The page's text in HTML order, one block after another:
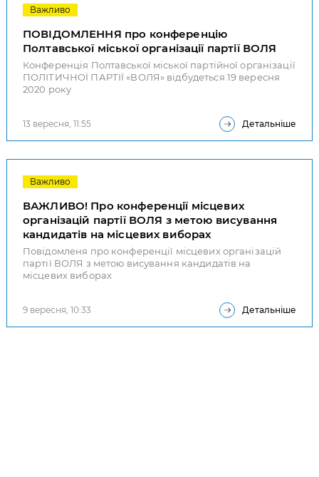
Важливо
ПОВІДОМЛЕННЯ про конференцію
Полтавської міської організації партії ВОЛЯ
Конференція Полтавської міської партійної організації
ПОЛІТИЧНОЇ ПАРТІЇ «ВОЛЯ» відбудеться 19 вересня
2020 року
13 вересня, 11:55 Детальніше
Важливо
ВАЖЛИВО! Про конференції місцевих
організацій партії ВОЛЯ з метою висування
кандидатів на місцевих виборах
Повідомленя про конференції місцевих організацій
партії ВОЛЯ з метою висування кандидатів на
місцевих виборах
9 вересня, 10:33 Детальніше